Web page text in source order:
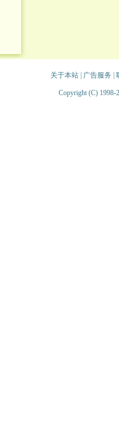
关于本站| 广告服务
Copyright (C) 1998-